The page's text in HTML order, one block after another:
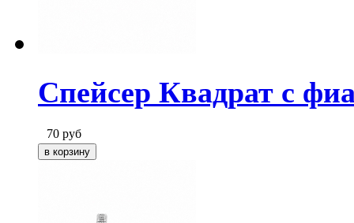
Спейсер Квадрат с
70 руб